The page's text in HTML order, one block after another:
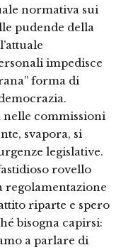
normativa sui
pudende della
impedisce
forma di
nelle commissioni
svapora, si
legislative.
rovello
regolamentazione
riparte e spero
bisogna capirsi:
a parlare di